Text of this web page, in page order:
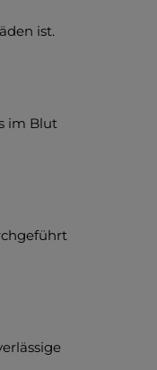
ist.
im Blut